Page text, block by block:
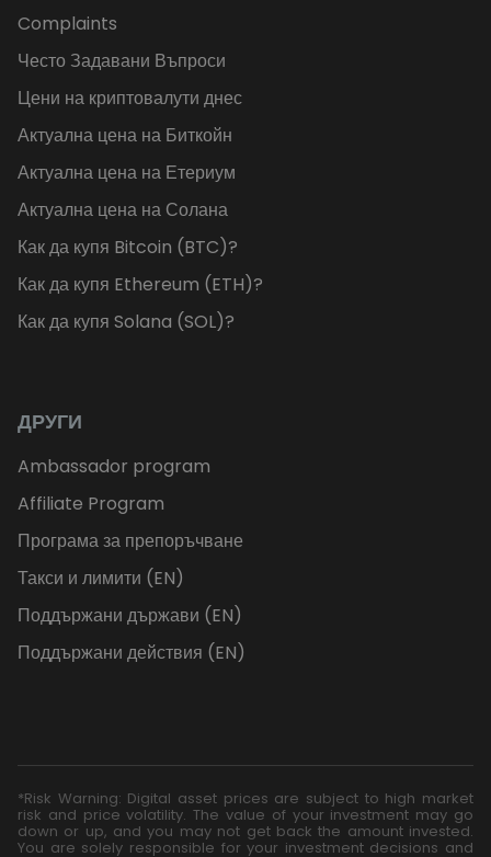
Complaints
Често Задавани Въпроси
Цени на криптовалути днес
Актуална цена на Биткойн
Актуална цена на Етериум
Актуална цена на Солана
Как да купя Bitcoin (BTC)?
Как да купя Ethereum (ETH)?
Как да купя Solana (SOL)?
ДРУГИ
Ambassador program
Affiliate Program
Програма за препоръчване
Такси и лимити (EN)
Поддържани държави (EN)
Поддържани действия (EN)
*Risk Warning: Digital asset prices are subject to high market
risk and price volatility. The value of your investment may go
down or up, and you may not get back the amount invested.
You are solely responsible for your investment decisions and